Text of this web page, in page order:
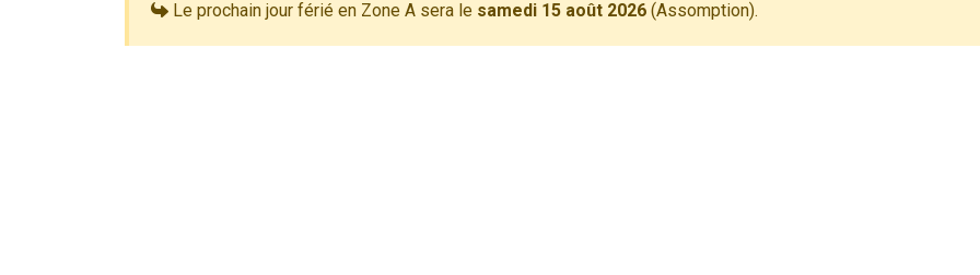
Le prochain jour férié en Zone A sera le samedi 15 août 2026 (Assomption).